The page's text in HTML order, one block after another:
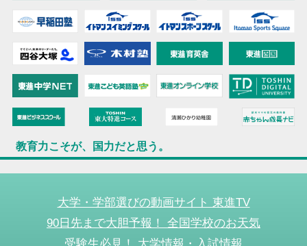
教育力こそが、国力だと思う。
大学・学部選びの動画サイト 東進TV
90日先まで大胆予報！ 全国学校のお天気